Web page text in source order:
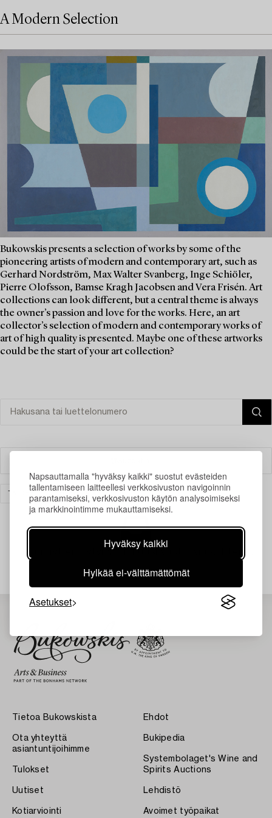
Napsauttamalla "hyväksy kaikki" suostut evästeiden
tallentamiseen laitteellesi verkkosivuston navigoinnin
parantamiseksi, verkkosivuston käytön analysoimiseksi
ja markkinointimme mukauttamiseksi.
Hyväksy kaikki
Hylkää ei-välttämättömät
Asetukset
A Modern Selection
Bukowskis presents a selection of works by some of the
pioneering artists of modern and contemporary art, such as
Gerhard Nordström, Max Walter Svanberg, Inge Schiöler,
Pierre Olofsson, Bamse Kragh Jacobsen and Vera Frisén. Art
collections can look different, but a central theme is always
the owner’s passion and love for the works. Here, an art
collector’s selection of modern and contemporary works of
art of high quality is presented. Maybe one of these artworks
could be the start of your art collection?
TYHJENNÄ KAIKKI
Juuri nyt ei löytynyt hakuasi vastaavia kohteita.
Tietoa Bukowskista
Ota yhteyttä
asiantuntijoihimme
Tulokset
Uutiset
Kotiarviointi
Ehdot
Bukipedia
Systembolaget's Wine and
Spirits Auctions
Lehdistö
Avoimet työpaikat